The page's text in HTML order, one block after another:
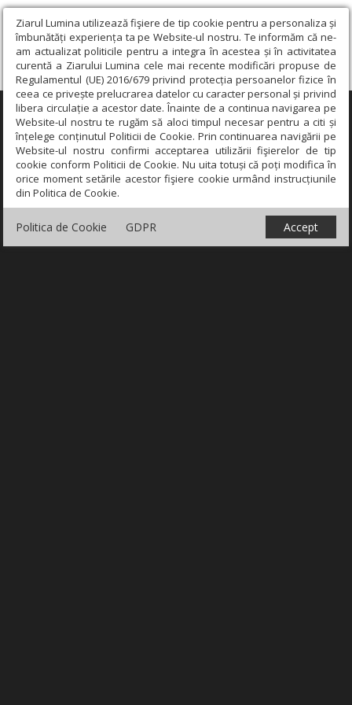
Ziarul Lumina utilizează fişiere de tip cookie pentru a personaliza și
îmbunătăți experiența ta pe Website-ul nostru. Te informăm că ne-
am actualizat politicile pentru a integra în acestea și în activitatea
curentă a Ziarului Lumina cele mai recente modificări propuse de
Regulamentul (UE) 2016/679 privind protecția persoanelor fizice în
ceea ce privește prelucrarea datelor cu caracter personal și privind
libera circulație a acestor date. Înainte de a continua navigarea pe
Website-ul nostru te rugăm să aloci timpul necesar pentru a citi și
înțelege conținutul Politicii de Cookie. Prin continuarea navigării pe
Website-ul nostru confirmi acceptarea utilizării fişierelor de tip
cookie conform Politicii de Cookie. Nu uita totuși că poți modifica în
orice moment setările acestor fişiere cookie urmând instrucțiunile
din Politica de Cookie.
Politica de Cookie GDPR Accept
×